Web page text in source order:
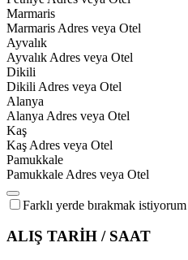
Marmaris
Marmaris Adres veya Otel
Ayvalık
Ayvalık Adres veya Otel
Dikili
Dikili Adres veya Otel
Alanya
Alanya Adres veya Otel
Kaş
Kaş Adres veya Otel
Pamukkale
Pamukkale Adres veya Otel
Farklı yerde bırakmak istiyorum
ALIŞ TARİH / SAAT